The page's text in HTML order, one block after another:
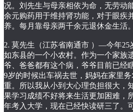
况。刘先生与母亲相依为命，无劳动
余元购药用于维持肾功能，对于眼疾
养。每月靠母亲两千余元退休金生活。
2. 莫先生（江苏省南通市 ）—今年25
如东县的一个小农村。作为一个家族
爷、爸爸都有这个病，爷爷目前已经
9岁的时候出车祸去世，妈妈在家里
重。所以我从小到大心理负担很大，
果学习成绩不好将来生活更加困难，
年考入大学，现在已经快读研三了。